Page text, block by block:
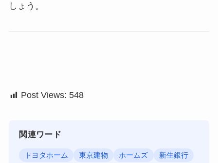
しょう。
Post Views: 548
関連ワード
トヨタホーム 東京建物 ホームズ 新生銀行